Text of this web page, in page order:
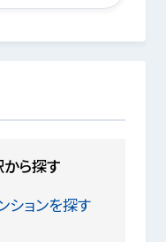
から探す
ションを探す